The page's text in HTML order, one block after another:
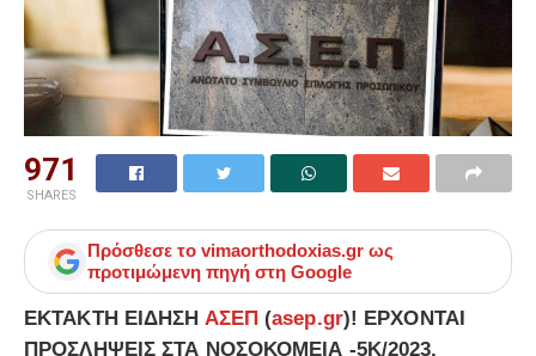
971
SHARES
Πρόσθεσε το vimaorthodoxias.gr ως
προτιμώμενη πηγή στη Google
ΕΚΤΑΚΤΗ ΕΙΔΗΣΗ ΑΣΕΠ (asep.gr)! ΕΡΧΟΝΤΑΙ
ΠΡΟΣΛΗΨΕΙΣ ΣΤΑ ΝΟΣΟΚΟΜΕΙΑ -5Κ/2023,